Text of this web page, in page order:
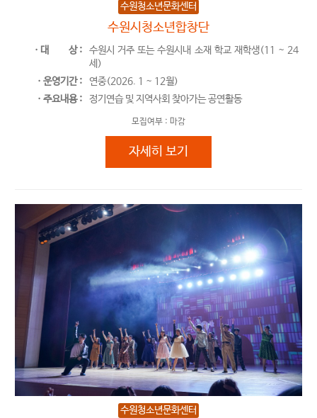
수원청소년문화센터
수원시청소년합창단
ㆍ대 상 :
수원시 거주 또는 수원시내 소재 학교 재학생(11 ~ 24
세)
ㆍ운영기간 :
연중(2026. 1 ~ 12월)
ㆍ주요내용 :
정기연습 및 지역사회 찾아가는 공연활동
모집여부 : 마감
수원시청소년합창단
자세히 보기
수원청소년문화센터